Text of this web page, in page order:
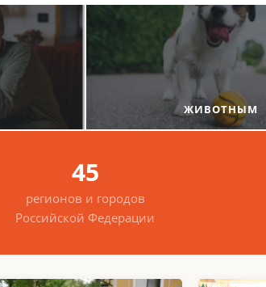
ЖИВОТНЫМ
45
регионов и городов
Российской Федерации